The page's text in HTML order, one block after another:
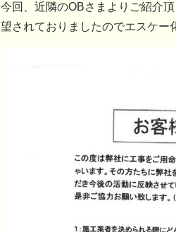
今回、近隣のOBさまよりご紹介
望されておりましたのでエスケー